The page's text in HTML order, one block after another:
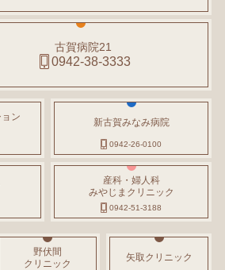
古賀病院21
0942-38-3333
ン
新古賀みなみ病院
0942-26-0100
産科・婦人科
みやじまクリニック
0942-51-3188
野伏間
クリニック
矢取クリニック